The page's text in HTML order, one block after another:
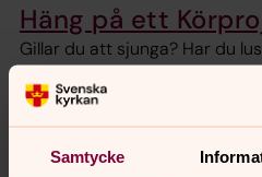
Samtycke
Häng på ett
Gillar du att sjunga? Har du
körprojekt vara rätt för dig!
projekt.